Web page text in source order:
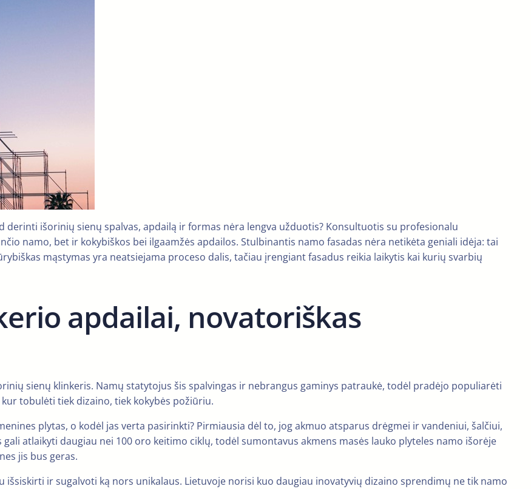
išorinių sienų spalvas, apdailą ir formas nėra lengva užduotis? Konsultuotis su profesionalu
namo, bet ir kokybiškos bei ilgaamžės apdailos. Stulbinantis namo fasadas nėra netikėta geniali idėja: tai
mąstymas yra neatsiejama proceso dalis, tačiau įrengiant fasadus reikia laikytis kai kurių svarbių
apdailai, novatoriškas
sienų klinkeris. Namų statytojus šis spalvingas ir nebrangus gaminys patraukė, todėl pradėjo populiarėti
tobulėti tiek dizaino, tiek kokybės požiūriu.
plytas, o kodėl jas verta pasirinkti? Pirmiausia dėl to, jog akmuo atsparus drėgmei ir vandeniui, šalčiui,
atlaikyti daugiau nei 100 oro keitimo ciklų, todėl sumontavus akmens masės lauko plyteles namo išorėje
jis bus geras.
išsiskirti ir sugalvoti ką nors unikalaus. Lietuvoje norisi kuo daugiau inovatyvių dizaino sprendimų ne tik namo